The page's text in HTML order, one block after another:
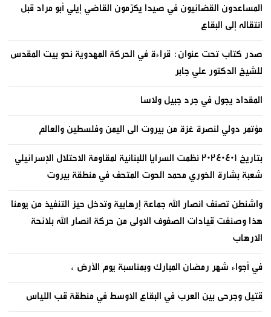
المساعدون القضائيون في صيدا يكرّمون القاضي إيلي أبو مراد قبل
انتقاله إلى البقاع
صدر كتاب تحت عنوان: قراءة في الحركة المهدوية نحو بيت المقدس
للشيخ الدكتور علي جابر
المقداد يجول في جرد جبيل ولاسا
مؤتمر دولي لنصرة غزة من بيروت الى اليمن وفلسطين والعالم
بتاريخ ٢٠٢٤٠٤٠١ نظمت السرايا اللبنانية لمقاومة الاحتلال الإسرائيلي
شعبة بشارة الخوري محمد الحوت المتحف في منطقة بيروت
واشنطن تصنف انصار الله جماعة إرهابية وتدخل حيز التنفيذ من يومنا
هذا وصنفت قيادات الصفوف الاولى من حركة انصار الله بلائحة
الارهاب
في أجواء شهر رمضان المبارك وبمناسبة يوم الأرض ،
قتيل وجرحى بين العرب في البقاع الاوسط في منطقة قب اللياس